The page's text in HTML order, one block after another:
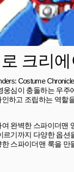
크리에
Costume
심이 충돌하는 우주
하고 조립하는 역할
완벽한 스파이더맨
기까지 다양한 옵션
스파이더맨 룩을 만